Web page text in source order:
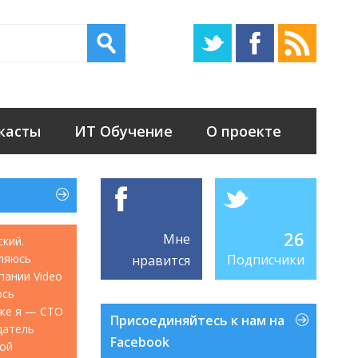
ИТ Обучение О проекте
Video
я — CTO
Мне
нравится
26
Подписчики
Присоединяйтесь к нам на
Facebook